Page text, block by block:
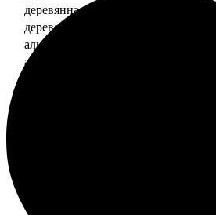
деревянная рамка с фото 30х30
деревянная рамка с фото 30х40
алюминиевая рамка с фото 10х15
алюминиевая рамка с фото 20х30